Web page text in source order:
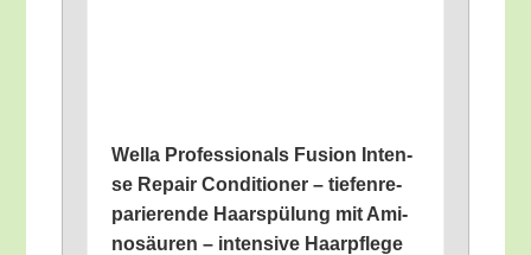
Wel­la Pro­fes­sio­nals Fusi­on Inten­
se Repair Con­di­tio­ner – tie­fen­re­
pa­rie­ren­de Haar­spü­lung mit Ami­
no­säu­ren – inten­si­ve Haar­pfle­ge